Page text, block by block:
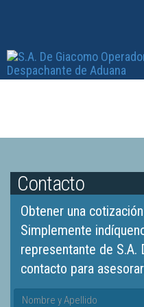
Contacto
Obtener una
Simplemente
representante de S.A.
contacto para